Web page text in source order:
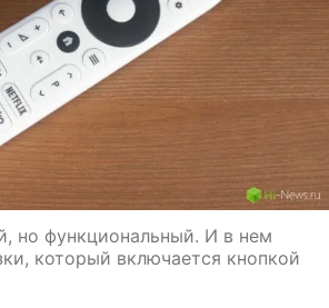
но функциональный. И в нем
который включается кнопкой